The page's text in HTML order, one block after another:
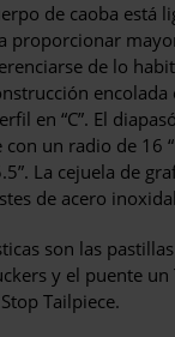
de caoba está
proporcionar
de lo
encolada
en “C”. El
con un radio de 16
La cejuela de
de acero
son las
y el puente un
Tailpiece.